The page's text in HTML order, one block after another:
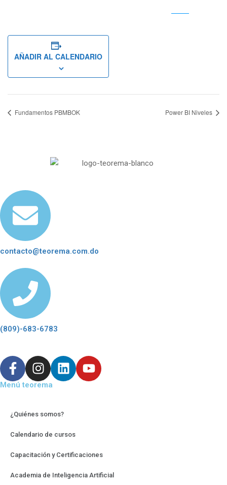
AÑADIR AL CALENDARIO
Fundamentos PBMBOK Power BI Niveles
contacto@teorema.com.do
(809)-683-6783
Menú teorema
¿Quiénes somos?
Calendario de cursos
Capacitación y Certificaciones
Academia de Inteligencia Artificial